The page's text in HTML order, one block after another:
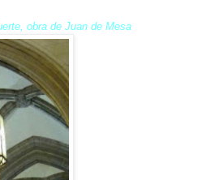
obra de Juan de Mesa